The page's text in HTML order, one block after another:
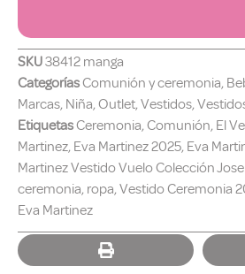
SKU38412 manga
CategoríasComunión y ceremonia,
Marcas, Niña,Outlet,Vestidos,
EtiquetasCeremonia,Comunión, El
Martinez, Eva Martinez 2025, Eva
Martinez Vestido Vuelo Colección
ceremonia, ropa,Vestido Ceremonia
Eva Martinez